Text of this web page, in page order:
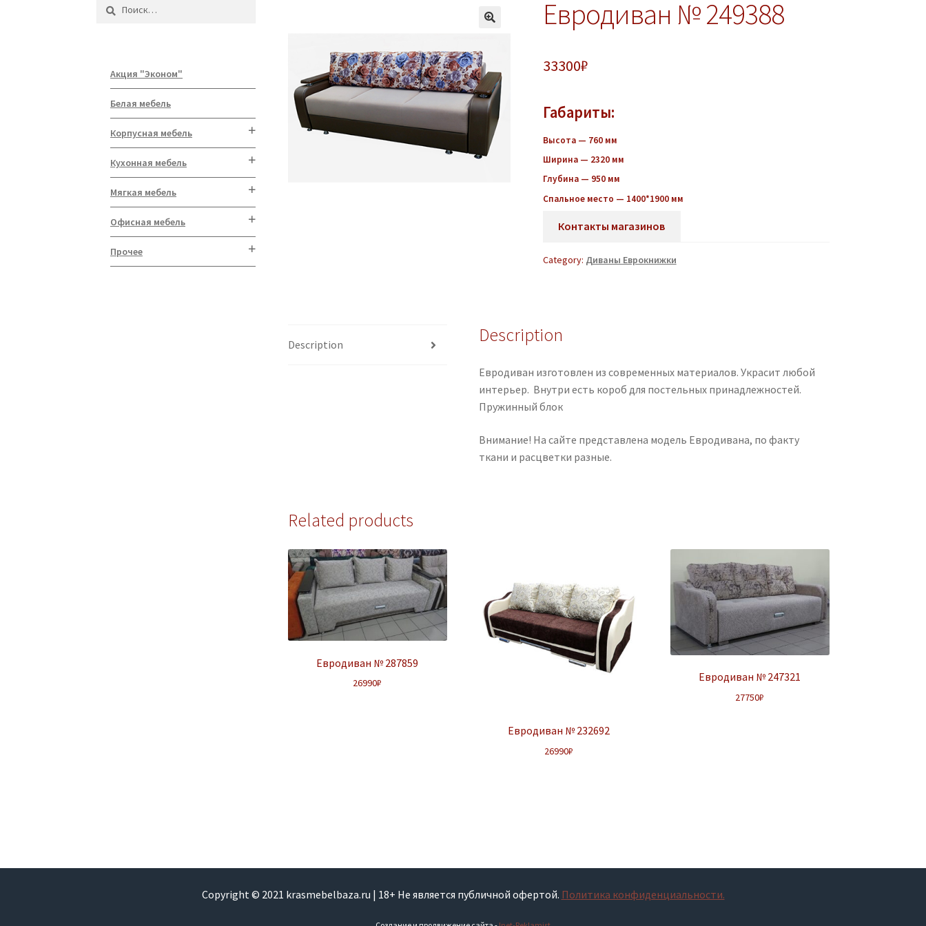
Евродиван № 249388
33300₽
Габариты:
Высота — 760 мм
Ширина — 2320 мм
Глубина — 950 мм
Спальное место — 1400*1900 мм
Контакты магазинов
Category: Диваны Еврокнижки
Description Description
Евродиван изготовлен из современных материалов. Украсит любой
интерьер. Внутри есть короб для постельных принадлежностей.
Пружинный блок
Внимание! На сайте представлена модель Евродивана, по факту
ткани и расцветки разные.
Related products
Евродиван № 287859
26990₽
Евродиван № 232692
26990₽
Евродиван № 247321
27750₽
Найти:
Акция "Эконом"
Белая мебель
Корпусная мебель
Кухонная мебель
Мягкая мебель
Офисная мебель
Прочее
Copyright © 2021 krasmebelbaza.ru | 18+ Не является публичной офертой. Политика конфиденциальности.